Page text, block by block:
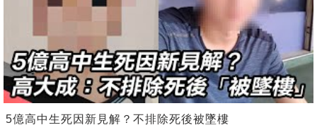
5億高中生死因新見解？不排除死後被墜樓